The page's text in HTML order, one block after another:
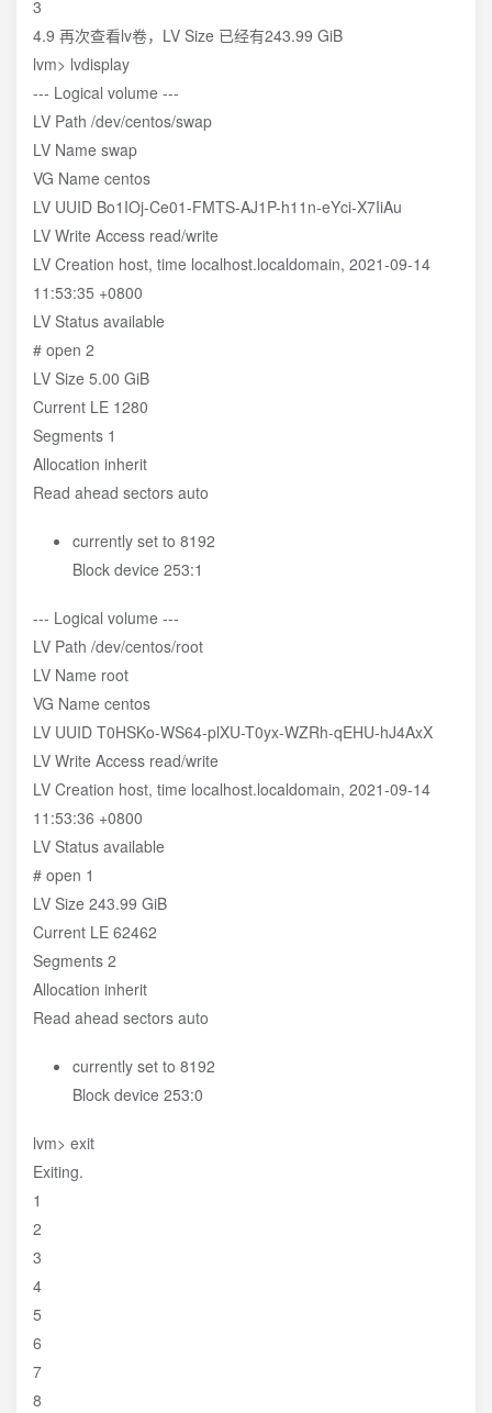
3
4.9 再次查看lv卷，LV Size 已经有243.99 GiB
lvm> lvdisplay
--- Logical volume ---
LV Path /dev/centos/swap
LV Name swap
VG Name centos
LV UUID Bo1IOj-Ce01-FMTS-AJ1P-h11n-eYci-X7IiAu
LV Write Access read/write
LV Creation host, time localhost.localdomain, 2021-09-14
11:53:35 +0800
LV Status available
# open 2
LV Size 5.00 GiB
Current LE 1280
Segments 1
Allocation inherit
Read ahead sectors auto
currently set to 8192
Block device 253:1
--- Logical volume ---
LV Path /dev/centos/root
LV Name root
VG Name centos
LV UUID T0HSKo-WS64-plXU-T0yx-WZRh-qEHU-hJ4AxX
LV Write Access read/write
LV Creation host, time localhost.localdomain, 2021-09-14
11:53:36 +0800
LV Status available
# open 1
LV Size 243.99 GiB
Current LE 62462
Segments 2
Allocation inherit
Read ahead sectors auto
currently set to 8192
Block device 253:0
lvm> exit
Exiting.
1
2
3
4
5
6
7
8